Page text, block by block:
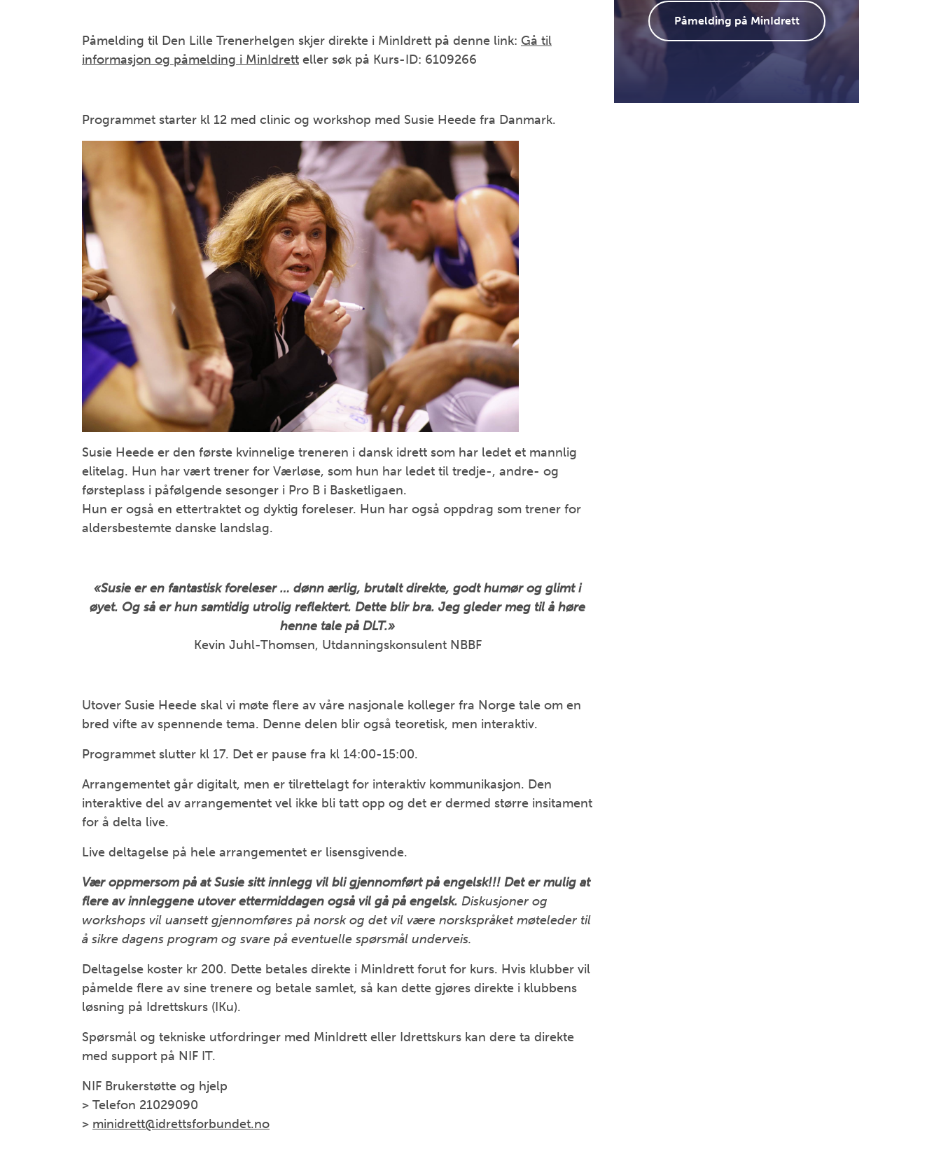
Påmelding til Den Lille Trenerhelgen skjer direkte i MinIdrett på denne link: Gå til
informasjon og påmelding i MinIdrett eller søk på Kurs-ID: 6109266
Programmet starter kl 12 med clinic og workshop med Susie Heede fra Danmark.
Susie Heede er den første kvinnelige treneren i dansk idrett som har ledet et mannlig
elitelag. Hun har vært trener for Værløse, som hun har ledet til tredje-, andre- og
førsteplass i påfølgende sesonger i Pro B i Basketligaen.
Hun er også en ettertraktet og dyktig foreleser. Hun har også oppdrag som trener for
aldersbestemte danske landslag.
«Susie er en fantastisk foreleser … dønn ærlig, brutalt direkte, godt humør og glimt i
øyet. Og så er hun samtidig utrolig reflektert. Dette blir bra. Jeg gleder meg til å høre
henne tale på DLT.»
Kevin Juhl-Thomsen, Utdanningskonsulent NBBF
Utover Susie Heede skal vi møte flere av våre nasjonale kolleger fra Norge tale om en
bred vifte av spennende tema. Denne delen blir også teoretisk, men interaktiv.
Programmet slutter kl 17. Det er pause fra kl 14:00-15:00.
Arrangementet går digitalt, men er tilrettelagt for interaktiv kommunikasjon. Den
interaktive del av arrangementet vel ikke bli tatt opp og det er dermed større insitament
for å delta live.
Live deltagelse på hele arrangementet er lisensgivende.
Vær oppmersom på at Susie sitt innlegg vil bli gjennomført på engelsk!!! Det er mulig at
flere av innleggene utover ettermiddagen også vil gå på engelsk. Diskusjoner og
workshops vil uansett gjennomføres på norsk og det vil være norskspråket møteleder til
å sikre dagens program og svare på eventuelle spørsmål underveis.
Deltagelse koster kr 200. Dette betales direkte i MinIdrett forut for kurs. Hvis klubber vil
påmelde flere av sine trenere og betale samlet, så kan dette gjøres direkte i klubbens
løsning på Idrettskurs (IKu).
Spørsmål og tekniske utfordringer med MinIdrett eller Idrettskurs kan dere ta direkte
med support på NIF IT.
NIF Brukerstøtte og hjelp
> Telefon 21029090
> minidrett@idrettsforbundet.no
Påmelding på MinIdrett